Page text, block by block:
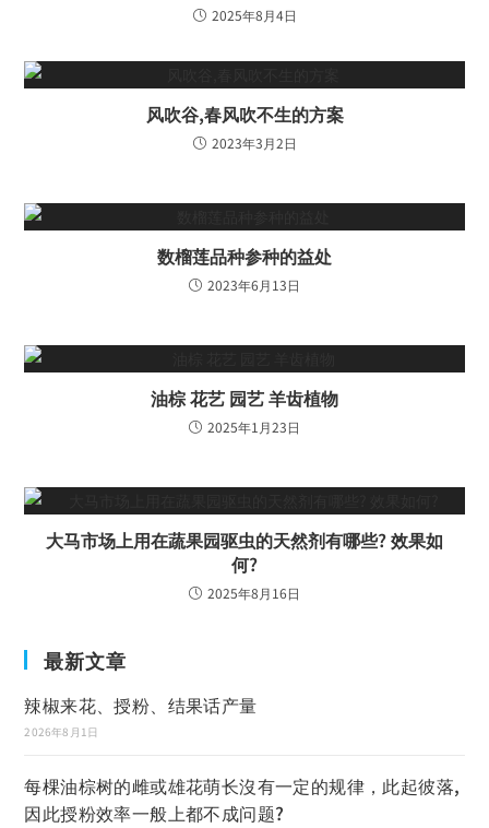
2025年8月4日
风吹谷,春风吹不生的方案
2023年3月2日
数榴莲品种参种的益处
2023年6月13日
油棕 花艺 园艺 羊齿植物
2025年1月23日
大马市场上用在蔬果园驱虫的天然剂有哪些? 效果如
何?
2025年8月16日
最新文章
辣椒来花、授粉、结果话产量
2026年8月1日
每棵油棕树的雌或雄花萌长沒有一定的规律，此起彼落,
因此授粉效率一般上都不成问题?